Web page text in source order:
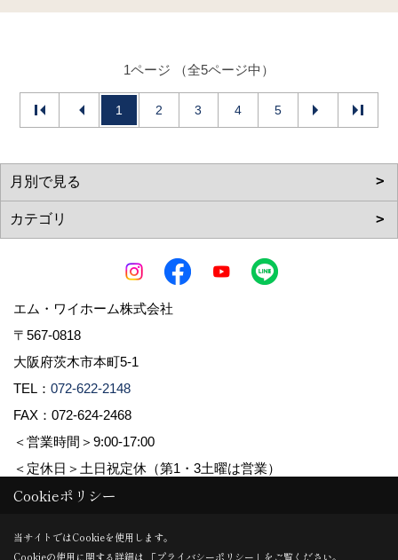
1ページ （全5ページ中）
1 2 3 4 5
エム・ワイホーム株式会社
〒567-0818
大阪府茨木市本町5-1
TEL： 072-622-2148
FAX：072-624-2468
＜営業時間＞9:00-17:00
＜定休日＞土日祝定休（第1・3土曜は営業）
Copyright (c) pacube publishing Co.,LTD. All Rights Reserved.
Cookieポリシー
当サイトではCookieを使用します。
Cookieの使用に関する詳細は 「プライバシーポリシー 」をご覧ください。